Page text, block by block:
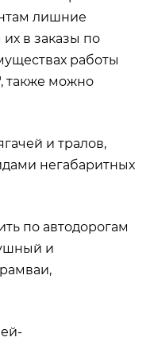
лишние
в заказы по
работы
также можно
и тралов,
негабаритных
по автодорогам
и